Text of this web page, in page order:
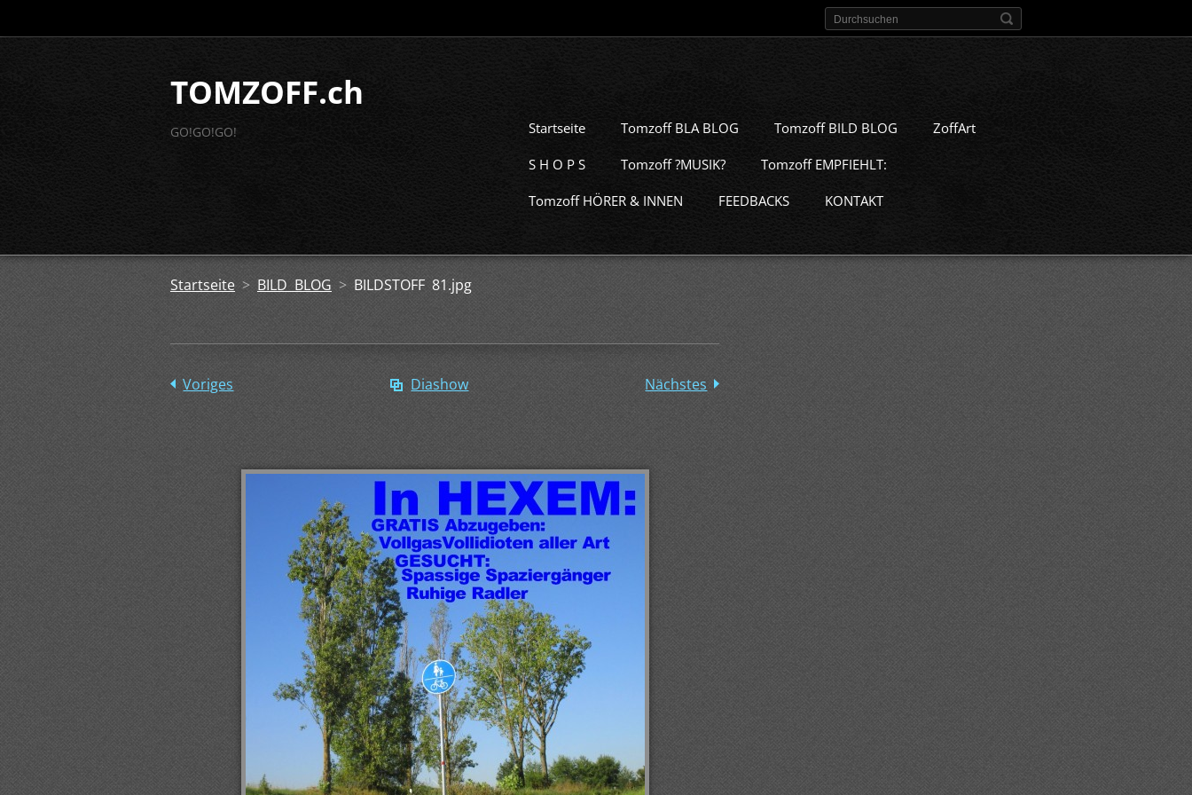
TOMZOFF.ch
GO!GO!GO! Startseite Tomzoff BLA BLOG Tomzoff BILD BLOG ZoffArt
S H O P S Tomzoff ?MUSIK? Tomzoff EMPFIEHLT:
Tomzoff HÖRER & INNEN FEEDBACKS KONTAKT
Startseite > BILD BLOG > BILDSTOFF 81.jpg
Voriges Diashow Nächstes